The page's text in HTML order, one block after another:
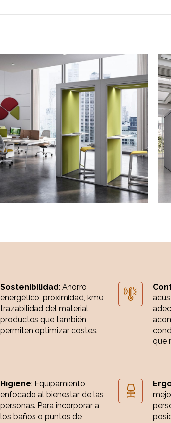
Sostenibilidad: Ahorro
energético, proximidad, km0,
trazabilidad del material,
productos que también
permiten optimizar costes.
que
Higiene: Equipamiento
enfocado al bienestar de las
personas. Para incorporar a
los baños o puntos de